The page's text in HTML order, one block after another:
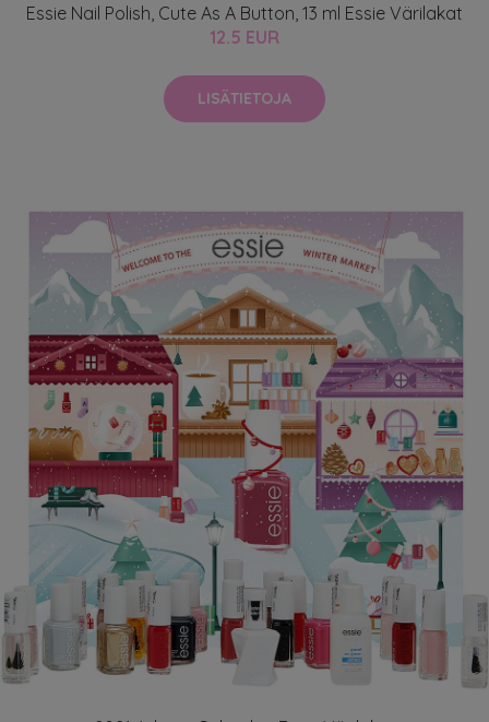
Essie Nail Polish, Cute As A Button, 13 ml Essie Värilakat
12.5 EUR
LISÄTIETOJA